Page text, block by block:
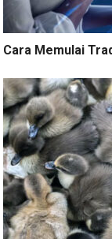
Cara Memulai